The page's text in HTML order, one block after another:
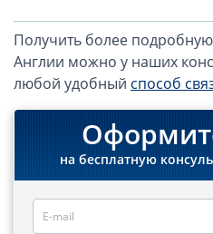
Получить более
Англии можно у наших
любой удобный способ
на бесплатную